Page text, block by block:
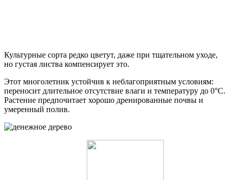
Культурные сорта редко цветут, даже при тщательном уходе,
но густая листва компенсирует это.
Этот многолетник устойчив к неблагоприятным условиям:
переносит длительное отсутствие влаги и температуру до 0°C.
Растение предпочитает хорошо дренированные почвы и
умеренный полив.